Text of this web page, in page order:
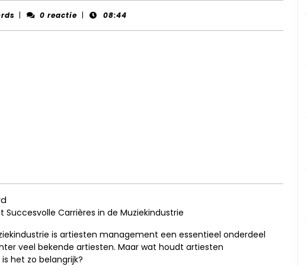
accent-
| 0 reactie | 08:44
Carrières in de Muziekindustrie
is artiesten management een essentieel onderdeel
veel bekende artiesten. Maar wat houdt artiesten
het zo belangrijk?